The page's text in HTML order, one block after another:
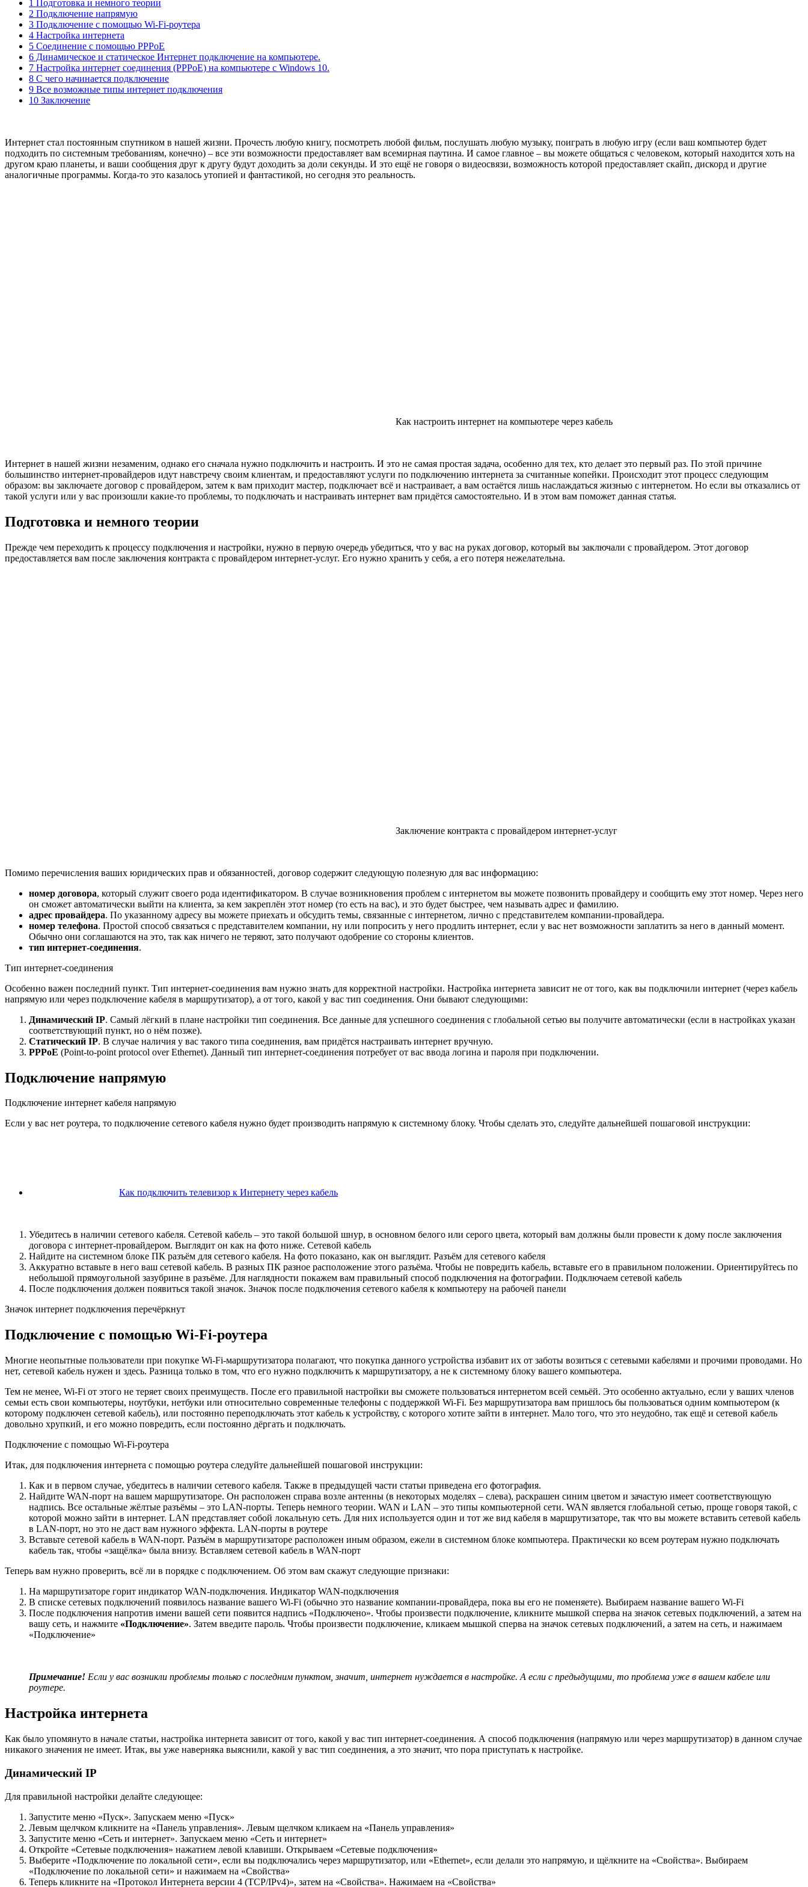
1 Подготовка и немного теории
2 Подключение напрямую
3 Подключение с помощью Wi-Fi-роутера
4 Настройка интернета
5 Соединение с помощью PPPoE
6 Динамическое и статическое Интернет подключение на компьютере.
7 Настройка интернет соединения (PPPoE) на компьютере с Windows 10.
8 С чего начинается подключение
9 Все возможные типы интернет подключения
10 Заключение
Интернет стал постоянным спутником в нашей жизни. Прочесть любую книгу, посмотреть любой фильм, послушать любую музыку, поиграть в любую игру (если ваш компьютер будет
подходить по системным требованиям, конечно) – все эти возможности предоставляет вам всемирная паутина. И самое главное – вы можете общаться с человеком, который находится хоть на
другом краю планеты, и ваши сообщения друг к другу будут доходить за доли секунды. И это ещё не говоря о видеосвязи, возможность которой предоставляет скайп, дискорд и другие
аналогичные программы. Когда-то это казалось утопией и фантастикой, но сегодня это реальность.
Как настроить интернет на компьютере через кабель
Интернет в нашей жизни незаменим, однако его сначала нужно подключить и настроить. И это не самая простая задача, особенно для тех, кто делает это первый раз. По этой причине
большинство интернет-провайдеров идут навстречу своим клиентам, и предоставляют услуги по подключению интернета за считанные копейки. Происходит этот процесс следующим
образом: вы заключаете договор с провайдером, затем к вам приходит мастер, подключает всё и настраивает, а вам остаётся лишь наслаждаться жизнью с интернетом. Но если вы отказались от
такой услуги или у вас произошли какие-то проблемы, то подключать и настраивать интернет вам придётся самостоятельно. И в этом вам поможет данная статья.
Подготовка и немного теории
Прежде чем переходить к процессу подключения и настройки, нужно в первую очередь убедиться, что у вас на руках договор, который вы заключали с провайдером. Этот договор
предоставляется вам после заключения контракта с провайдером интернет-услуг. Его нужно хранить у себя, а его потеря нежелательна.
Заключение контракта с провайдером интернет-услуг
Помимо перечисления ваших юридических прав и обязанностей, договор содержит следующую полезную для вас информацию:
номер договора, который служит своего рода идентификатором. В случае возникновения проблем с интернетом вы можете позвонить провайдеру и сообщить ему этот номер. Через него
он сможет автоматически выйти на клиента, за кем закреплён этот номер (то есть на вас), и это будет быстрее, чем называть адрес и фамилию.
адрес провайдера. По указанному адресу вы можете приехать и обсудить темы, связанные с интернетом, лично с представителем компании-провайдера.
номер телефона. Простой способ связаться с представителем компании, ну или попросить у него продлить интернет, если у вас нет возможности заплатить за него в данный момент.
Обычно они соглашаются на это, так как ничего не теряют, зато получают одобрение со стороны клиентов.
тип интернет-соединения.
Тип интернет-соединения
Особенно важен последний пункт. Тип интернет-соединения вам нужно знать для корректной настройки. Настройка интернета зависит не от того, как вы подключили интернет (через кабель
напрямую или через подключение кабеля в маршрутизатор), а от того, какой у вас тип соединения. Они бывают следующими:
Динамический IP. Самый лёгкий в плане настройки тип соединения. Все данные для успешного соединения с глобальной сетью вы получите автоматически (если в настройках указан
соответствующий пункт, но о нём позже).
Статический IP. В случае наличия у вас такого типа соединения, вам придётся настраивать интернет вручную.
PPPoE (Point-to-point protocol over Ethernet). Данный тип интернет-соединения потребует от вас ввода логина и пароля при подключении.
Подключение напрямую
Подключение интернет кабеля напрямую
Если у вас нет роутера, то подключение сетевого кабеля нужно будет производить напрямую к системному блоку. Чтобы сделать это, следуйте дальнейшей пошаговой инструкции:
Как подключить телевизор к Интернету через кабель
Убедитесь в наличии сетевого кабеля. Сетевой кабель – это такой большой шнур, в основном белого или серого цвета, который вам должны были провести к дому после заключения
договора с интернет-провайдером. Выглядит он как на фото ниже. Сетевой кабель
Найдите на системном блоке ПК разъём для сетевого кабеля. На фото показано, как он выглядит. Разъём для сетевого кабеля
Аккуратно вставьте в него ваш сетевой кабель. В разных ПК разное расположение этого разъёма. Чтобы не повредить кабель, вставьте его в правильном положении. Ориентируйтесь по
небольшой прямоугольной зазубрине в разъёме. Для наглядности покажем вам правильный способ подключения на фотографии. Подключаем сетевой кабель
После подключения должен появиться такой значок. Значок после подключения сетевого кабеля к компьютеру на рабочей панели
Значок интернет подключения перечёркнут
Подключение с помощью Wi-Fi-роутера
Многие неопытные пользователи при покупке Wi-Fi-маршрутизатора полагают, что покупка данного устройства избавит их от заботы возиться с сетевыми кабелями и прочими проводами. Но
нет, сетевой кабель нужен и здесь. Разница только в том, что его нужно подключить к маршрутизатору, а не к системному блоку вашего компьютера.
Тем не менее, Wi-Fi от этого не теряет своих преимуществ. После его правильной настройки вы сможете пользоваться интернетом всей семьёй. Это особенно актуально, если у ваших членов
семьи есть свои компьютеры, ноутбуки, нетбуки или относительно современные телефоны с поддержкой Wi-Fi. Без маршрутизатора вам пришлось бы пользоваться одним компьютером (к
которому подключен сетевой кабель), или постоянно переподключать этот кабель к устройству, с которого хотите зайти в интернет. Мало того, что это неудобно, так ещё и сетевой кабель
довольно хрупкий, и его можно повредить, если постоянно дёргать и подключать.
Подключение с помощью Wi-Fi-роутера
Итак, для подключения интернета с помощью роутера следуйте дальнейшей пошаговой инструкции:
Как и в первом случае, убедитесь в наличии сетевого кабеля. Также в предыдущей части статьи приведена его фотография.
Найдите WAN-порт на вашем маршрутизаторе. Он расположен справа возле антенны (в некоторых моделях – слева), раскрашен синим цветом и зачастую имеет соответствующую
надпись. Все остальные жёлтые разъёмы – это LAN-порты. Теперь немного теории. WAN и LAN – это типы компьютерной сети. WAN является глобальной сетью, проще говоря такой, с
которой можно зайти в интернет. LAN представляет собой локальную сеть. Для них используется один и тот же вид кабеля в маршрутизаторе, так что вы можете вставить сетевой кабель
в LAN-порт, но это не даст вам нужного эффекта. LAN-порты в роутере
Вставьте сетевой кабель в WAN-порт. Разъём в маршрутизаторе расположен иным образом, ежели в системном блоке компьютера. Практически ко всем роутерам нужно подключать
кабель так, чтобы «защёлка» была внизу. Вставляем сетевой кабель в WAN-порт
Теперь вам нужно проверить, всё ли в порядке с подключением. Об этом вам скажут следующие признаки:
На маршрутизаторе горит индикатор WAN-подключения. Индикатор WAN-подключения
В списке сетевых подключений появилось название вашего Wi-Fi (обычно это название компании-провайдера, пока вы его не поменяете). Выбираем название вашего Wi-Fi
После подключения напротив имени вашей сети появится надпись «Подключено». Чтобы произвести подключение, кликните мышкой сперва на значок сетевых подключений, а затем на
вашу сеть, и нажмите «Подключение». Затем введите пароль. Чтобы произвести подключение, кликаем мышкой сперва на значок сетевых подключений, а затем на сеть, и нажимаем
«Подключение»
Примечание! Если у вас возникли проблемы только с последним пунктом, значит, интернет нуждается в настройке. А если с предыдущими, то проблема уже в вашем кабеле или
роутере.
Настройка интернета
Как было упомянуто в начале статьи, настройка интернета зависит от того, какой у вас тип интернет-соединения. А способ подключения (напрямую или через маршрутизатор) в данном случае
никакого значения не имеет. Итак, вы уже наверняка выяснили, какой у вас тип соединения, а это значит, что пора приступать к настройке.
Динамический IP
Для правильной настройки делайте следующее:
Запустите меню «Пуск». Запускаем меню «Пуск»
Левым щелчком кликните на «Панель управления». Левым щелчком кликаем на «Панель управления»
Запустите меню «Сеть и интернет». Запускаем меню «Сеть и интернет»
Откройте «Сетевые подключения» нажатием левой клавиши. Открываем «Сетевые подключения»
Выберите «Подключение по локальной сети», если вы подключались через маршрутизатор, или «Ethernet», если делали это напрямую, и щёлкните на «Свойства». Выбираем
«Подключение по локальной сети» и нажимаем на «Свойства»
Теперь кликните на «Протокол Интернета версии 4 (TCP/IPv4)», затем на «Свойства». Нажимаем на «Свойства»